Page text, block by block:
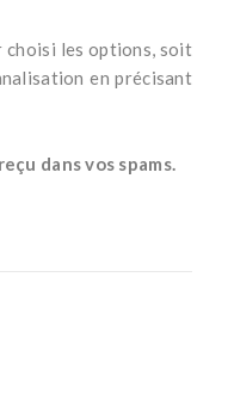
les options, soit
en précisant
dans vos spams.